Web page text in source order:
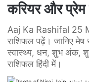
करियर और प्रेम
Aaj Ka Rashifal 25
राशिफल पढ़ें। जानिए मेष
स्वास्थ्य, धन, शुभ अंक,
राशिफल हिंदी में।